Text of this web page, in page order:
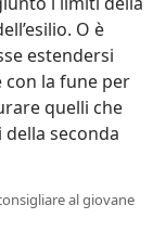
O è
estendersi
la fune per
quelli che
seconda
al giovane